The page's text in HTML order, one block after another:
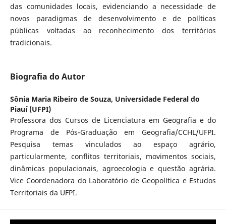
das comunidades locais, evidenciando a necessidade de
novos paradigmas de desenvolvimento e de políticas
públicas voltadas ao reconhecimento dos territórios
tradicionais.
Biografia do Autor
Sônia Maria Ribeiro de Souza, Universidade Federal do
Piauí (UFPI)
Professora dos Cursos de Licenciatura em Geografia e do
Programa de Pós-Graduação em Geografia/CCHL/UFPI.
Pesquisa temas vinculados ao espaço agrário,
particularmente, conflitos territoriais, movimentos sociais,
dinâmicas populacionais, agroecologia e questão agrária.
Vice Coordenadora do Laboratório de Geopolítica e Estudos
Territoriais da UFPI.